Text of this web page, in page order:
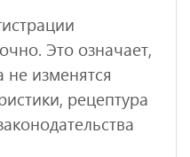
Это означает,
не изменятся
рецептура